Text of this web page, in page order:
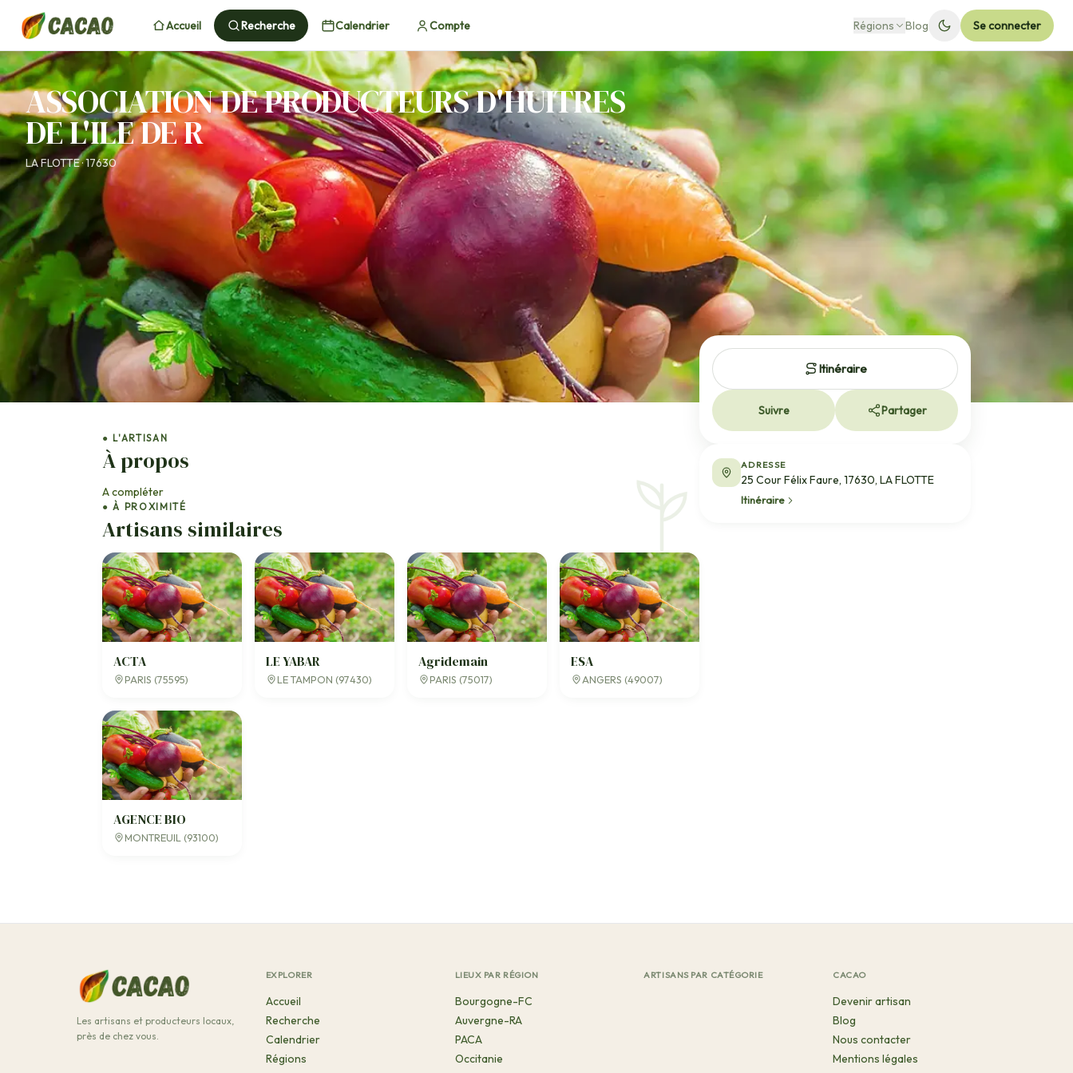
Accueil Recherche Calendrier Compte Régions Blog Se connecter
ASSOCIATION DE PRODUCTEURS D'HUITRES
DE L'ILE DE R
LA FLOTTE · 17630
● L'ARTISAN
À propos
A compléter
● À PROXIMITÉ
Artisans similaires
ACTA
PARIS (75595)
LE YABAR
LE TAMPON (97430)
Agridemain
PARIS (75017)
ESA
ANGERS (49007)
AGENCE BIO
MONTREUIL (93100)
Itinéraire
Suivre Partager
ADRESSE
25 Cour Félix Faure, 17630, LA FLOTTE
Itinéraire
Les artisans et producteurs locaux,
près de chez vous.
EXPLORER
Accueil
Recherche
Calendrier
Régions
LIEUX PAR RÉGION
Bourgogne-FC
Auvergne-RA
PACA
Occitanie
ARTISANS PAR CATÉGORIE CACAO
Devenir artisan
Blog
Nous contacter
Mentions légales